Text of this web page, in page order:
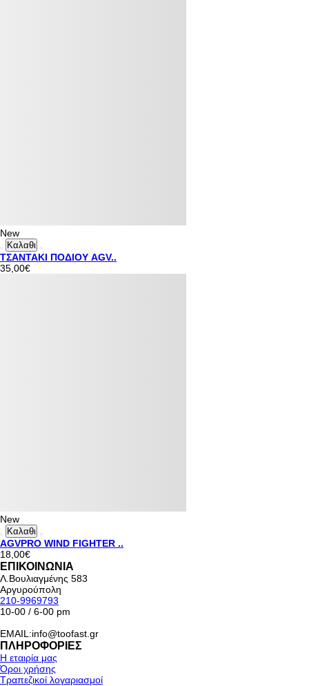
New
Καλαθι
ΤΣΑΝΤΑΚΙ ΠΟΔΙΟΥ AGV..
35,00€
New
Καλαθι
AGVPRO WIND FIGHTER ..
18,00€
ΕΠΙΚΟΙΝΩΝΙΑ
Λ.Βουλιαγμένης 583
Αργυρούπολη
210-9969793
10-00 / 6-00 pm
EMAIL:info@toofast.gr
ΠΛΗΡΟΦΟΡΙΕΣ
Η εταιρία μας
Όροι χρήσης
Τραπεζικοί λογαριασμοί